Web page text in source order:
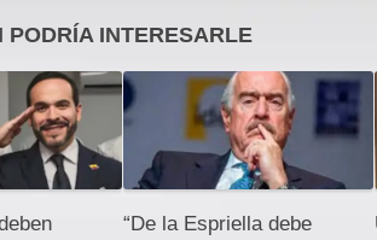
PODRÍA INTERESARLE
“De la Espriella debe